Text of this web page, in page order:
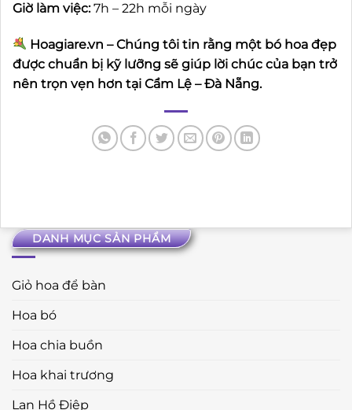
DANH MỤC SẢN PHẨM
Giỏ hoa để bàn
Hoa bó
Hoa chia buồn
Hoa khai trương
Lan Hồ Điệp
Giờ làm việc:7h – 22h mỗi ngày
Hoagiare.vn – Chúng tôi tin rằng một bó hoa đẹp
được chuẩn bị kỹ lưỡng sẽ giúp lời chúc của bạn trở
nên trọn vẹn hơn tại Cẩm Lệ – Đà Nẵng.